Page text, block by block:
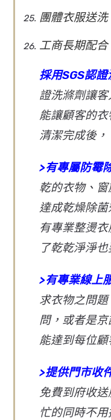
團體衣服送洗
工商長期配合
採用SGS認證
證洗滌劑讓
能讓顧客的
清潔完成後，
>有專屬防霉
乾的衣物、
達成乾燥除
有專業整燙
了乾乾淨淨
>有專業線上
求衣物之問
問，或者是京
能達到每位顧
>提供門市收
免費到府收
忙的同時不